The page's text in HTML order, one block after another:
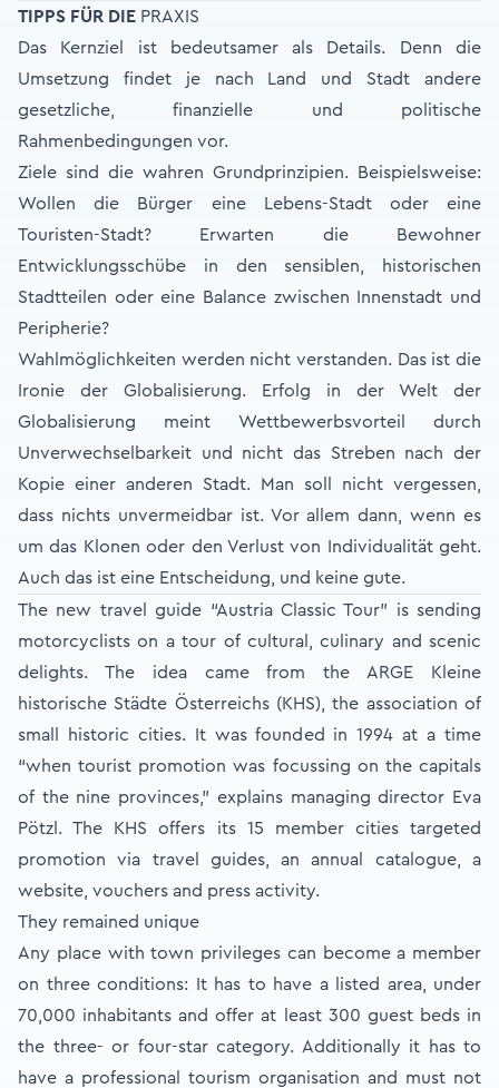
TIPPS FÜR DIE PRAXIS
Das Kernziel ist bedeutsamer als Details. Denn die
Umsetzung findet je nach Land und Stadt andere
gesetzliche, finanzielle und politische
Rahmenbedingungen vor.
Ziele sind die wahren Grundprinzipien. Beispielsweise:
Wollen die Bürger eine Lebens-Stadt oder eine
Touristen-Stadt? Erwarten die Bewohner
Entwicklungsschübe in den sensiblen, historischen
Stadtteilen oder eine Balance zwischen Innenstadt und
Peripherie?
Wahlmöglichkeiten werden nicht verstanden. Das ist die
Ironie der Globalisierung. Erfolg in der Welt der
Globalisierung meint Wettbewerbsvorteil durch
Unverwechselbarkeit und nicht das Streben nach der
Kopie einer anderen Stadt. Man soll nicht vergessen,
dass nichts unvermeidbar ist. Vor allem dann, wenn es
um das Klonen oder den Verlust von Individualität geht.
Auch das ist eine Entscheidung, und keine gute.
The new travel guide “Austria Classic Tour” is sending
motorcyclists on a tour of cultural, culinary and scenic
delights. The idea came from the ARGE Kleine
historische Städte Österreichs (KHS), the association of
small historic cities. It was founded in 1994 at a time
“when tourist promotion was focussing on the capitals
of the nine provinces,” explains managing director Eva
Pötzl. The KHS offers its 15 member cities targeted
promotion via travel guides, an annual catalogue, a
website, vouchers and press activity.
They remained unique
Any place with town privileges can become a member
on three conditions: It has to have a listed area, under
70,000 inhabitants and offer at least 300 guest beds in
the three- or four-star category. Additionally it has to
have a professional tourism organisation and must not